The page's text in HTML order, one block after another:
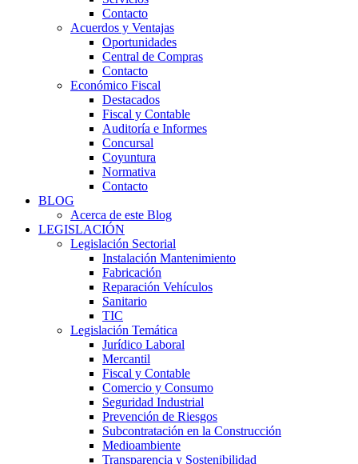
Contacto
Acuerdos y Ventajas
Oportunidades
Central de Compras
Contacto
Económico Fiscal
Destacados
Fiscal y Contable
Auditoría e Informes
Concursal
Coyuntura
Normativa
Contacto
BLOG
Acerca de este Blog
LEGISLACIÓN
Legislación Sectorial
Instalación Mantenimiento
Fabricación
Reparación Vehículos
Sanitario
TIC
Legislación Temática
Jurídico Laboral
Mercantil
Fiscal y Contable
Comercio y Consumo
Seguridad Industrial
Prevención de Riesgos
Subcontratación en la Construcción
Medioambiente
Transparencia y Sostenibilidad